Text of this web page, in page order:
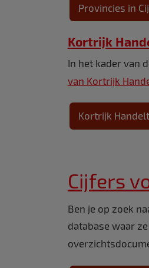
Provincies in
Kortrijk
In het kader van
van Kortrijk
Kortrijk Handelt
Cijfers
Ben je op zoek
database waar